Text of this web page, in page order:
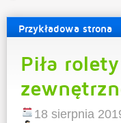
Przykładowa strona
Piła
18 sierpnia